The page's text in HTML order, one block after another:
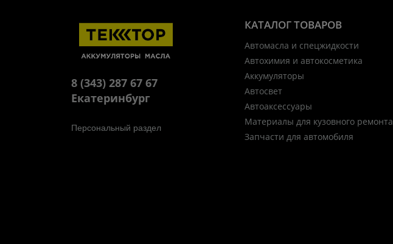
КАТАЛОГ ТОВАРОВ
Автомасла и спецжидкости
Автохимия и автокосметика
Аккумуляторы
Автосвет
Автоаксессуары
Материалы для кузовного ремонта
Запчасти для автомобиля
8 (343) 287 67 67
Екатеринбург
Персональный раздел